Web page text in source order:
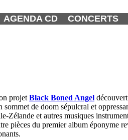
AGENDA CD CONCERTS
projet Black Boned Angel
sommet de doom sépulcral et
Zélande et autres musiques
pièces du premier album éponyme